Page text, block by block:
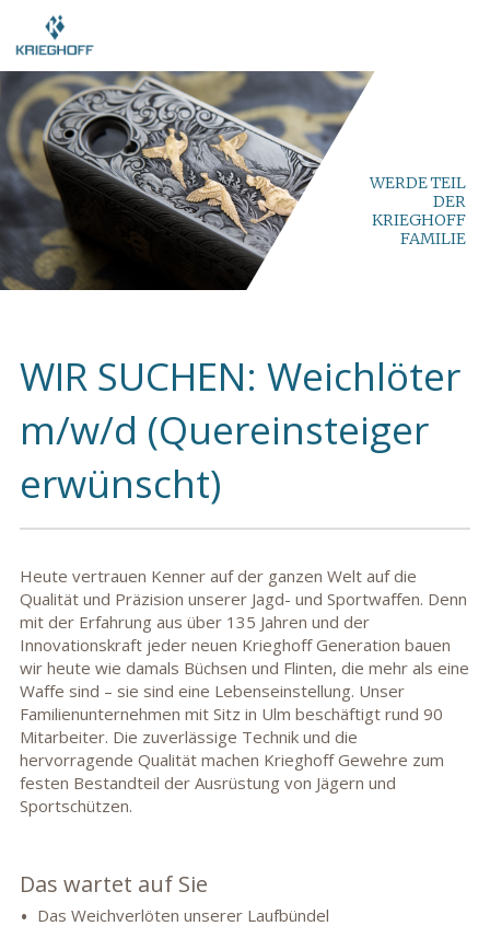
WERDE TEIL
DER
KRIEGHOFF
FAMILIE
WIR SUCHEN: Weichlöter
m/w/d (Quereinsteiger
erwünscht)
Heute vertrauen Kenner auf der ganzen Welt auf die
Qualität und Präzision unserer Jagd- und Sportwaffen. Denn
mit der Erfahrung aus über 135 Jahren und der
Innovationskraft jeder neuen Krieghoff Generation bauen
wir heute wie damals Büchsen und Flinten, die mehr als eine
Waffe sind – sie sind eine Lebenseinstellung. Unser
Familienunternehmen mit Sitz in Ulm beschäftigt rund 90
Mitarbeiter. Die zuverlässige Technik und die
hervorragende Qualität machen Krieghoff Gewehre zum
festen Bestandteil der Ausrüstung von Jägern und
Sportschützen.
Das wartet auf Sie
Das Weichverlöten unserer Laufbündel